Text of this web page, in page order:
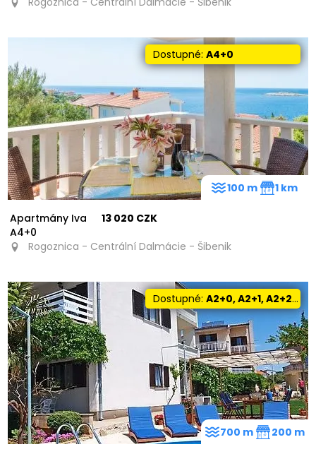
Dostupné:A4+0
Apartmány Iva
A4+0
13 020 CZK
Rogoznica - Centrální Dalmácie - Šibenik
100 m 1 km
Dostupné:A2+0, A2+1, A2+2, A4+2
700 m 200 m